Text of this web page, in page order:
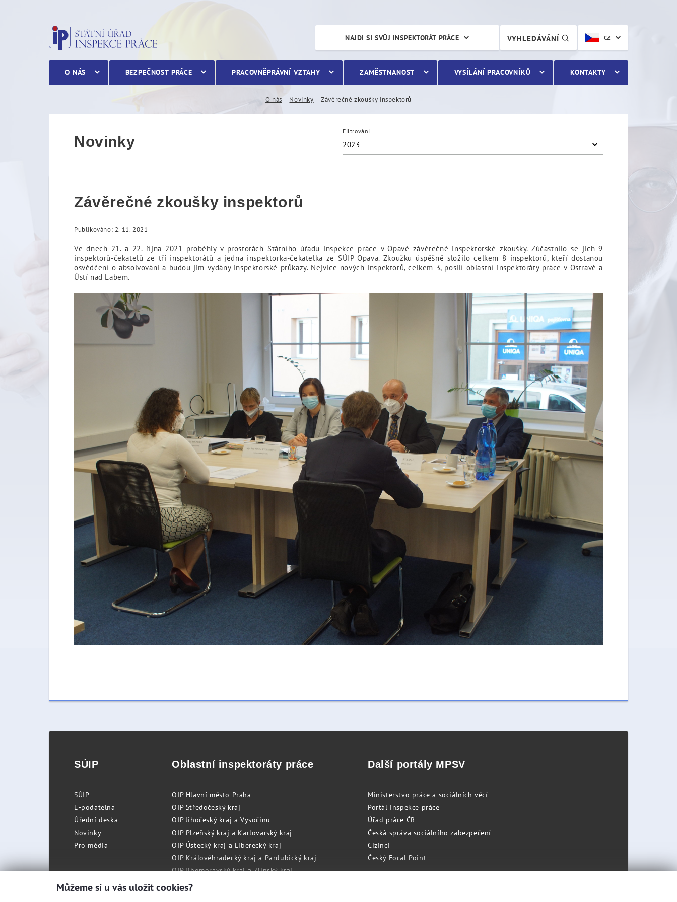
Závěrečné zkoušky inspektorů
CZ
VYHLEDÁVÁNÍ
NAJDI SI SVŮJ INSPEKTORÁT PRÁCE
O NÁS BEZPEČNOST PRÁCE PRACOVNĚPRÁVNÍ VZTAHY ZAMĚSTNANOST VYSÍLÁNÍ PRACOVNÍKŮ KONTAKTY
O nás Novinky Závěrečné zkoušky inspektorů
Novinky
Filtrování
2023
Závěrečné zkoušky inspektorů
Publikováno: 2. 11. 2021
Ve dnech 21. a 22. října 2021 proběhly v prostorách Státního úřadu inspekce práce v Opavě závěrečné inspektorské zkoušky. Zúčastnilo se jich 9
inspektorů-čekatelů ze tří inspektorátů a jedna inspektorka-čekatelka ze SÚIP Opava. Zkoužku úspěšně složilo celkem 8 inspektorů, kteří dostanou
osvědčení o absolvování a budou jim vydány inspektorské průkazy. Nejvíce nových inspektorů, celkem 3, posílí oblastní inspektoráty práce v Ostravě a
Ústí nad Labem.
SÚIP
SÚIP
E-podatelna
Úřední deska
Novinky
Pro média
Oblastní inspektoráty práce
OIP Hlavní město Praha
OIP Středočeský kraj
OIP Jihočeský kraj a Vysočinu
OIP Plzeňský kraj a Karlovarský kraj
OIP Ústecký kraj a Liberecký kraj
OIP Královéhradecký kraj a Pardubický kraj
OIP Jihomoravský kraj a Zlínský kraj
OIP Moravskoslezský kraj a Olomoucký kraj
Další portály MPSV
Ministerstvo práce a sociálních věcí
Portál inspekce práce
Úřad práce ČR
Česká správa sociálního zabezpečení
Cizinci
Český Focal Point
Můžeme si u vás uložit cookies?